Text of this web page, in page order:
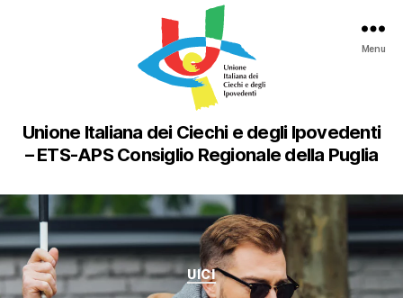
Unione Italiana dei Ciechi e degli Ipovedenti
– ETS-APS Consiglio Regionale della Puglia
Menu
Categorie
UICI